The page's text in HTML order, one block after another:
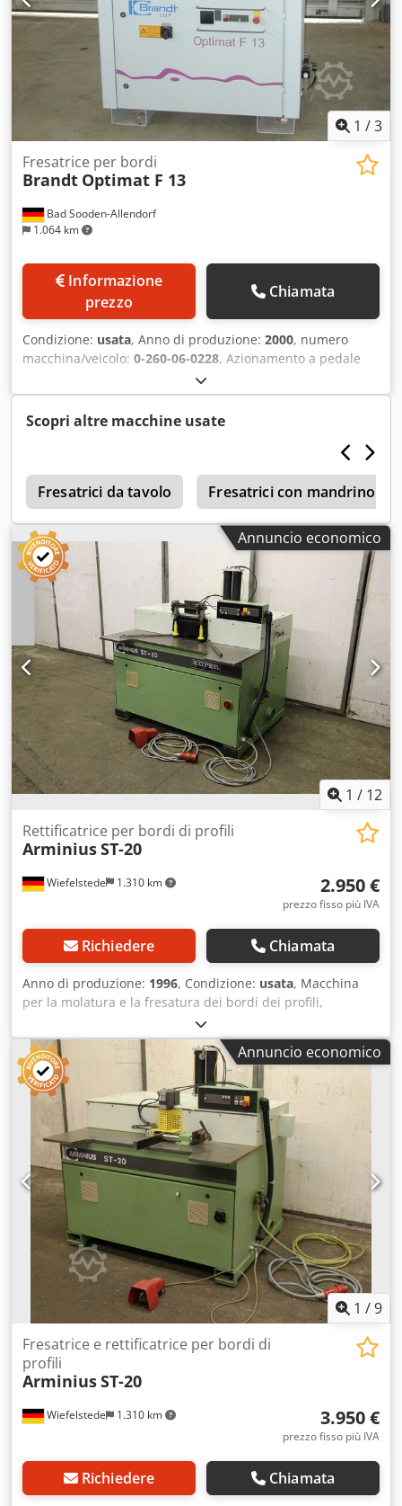
1 /3
Bad Sooden-Allendorf
1.064 km
Fresatrice per bordi
Brandt Optimat F 13
prezzo
Chiamata
Condizione: usata, Anno di produzione: 2000, numero
macchina/veicolo: 0-260-06-0228, Azionamento a pedale
1200 x 800 mm Cedpfx Asigadledrorf Raccordo di
aspirazione 80 mm Attacco pneumatico Cavo + spina 16 A
1 set di utensili per la lavorazione 1 set di rulli di contatto
Scopri altre macchine usate
Fresatrici da tavolo Fresatrici con mandrino
Annuncio economico
1 / 12
Wiefelstede 1.310 km
Rettificatrice per bordi di profili
ArminiusST-20
2.950 €
prezzo fisso più IVA
Richiedere Chiamata
Anno di produzione: 1996, Condizione: usata, Macchina
per la molatura e la fresatura dei bordi dei profili,
macchina per la molatura dei bordi, molatrice, macchina
per la molatura. - Dotata di: dispositivo di copia -
Allestimento: 1 testa di molatura - Potenza: 1,1 kW -
Velocità: 500-1500 giri/min Crjdpfx Adod Dzlijrjf -
Dimensioni: 1200/1420/A1520 mm - Peso: 656 kg Compatta
macchina lineare per la fresatura e la molatura, adatta a
qualsiasi tipo di profilo su bordi di listelli e pannelli. Tempi
di preparazione estremamente brevi per il passaggio alla
modalità di molatura stazionaria. Lavorazione degli angoli
su pezzi in MDF e legno massello con raggi diversi (R = 1
fino a R = 30 mm) e angoli variabili. Impostazione manuale
degli angoli da 25 a 170 gradi. Il processo di molatura
durante la lavorazione degli angoli avviene in un'unica
operazione (circa 10 secondi).
Annuncio economico
1 /9
Wiefelstede 1.310 km
Fresatrice e rettificatrice per bordi di
profili
ArminiusST-20
3.950 €
prezzo fisso più IVA
Richiedere Chiamata